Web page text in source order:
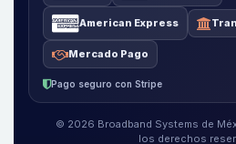
American Express
Mercado Pago
Pago seguro con Stripe
© 2026 Broadband Systems de
los derechos